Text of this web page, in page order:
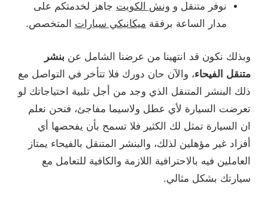
نوفر متنقل و ونش الكويت جاهز لخدمتكم على
مدار الساعة برفقة ميكانيكي سيارات المتخصص.
وبذلك نكون قد انتهينا من عرضنا الشامل عن بنشر
متنقل الفيحاء، والآن حان دورك فلا تتأخر في التواصل مع
ذلك البنشر المتنقل الذي وجد من أجل تلبية احتياجاتك لو
تعرضت السيارة لأي عطل ولاسيما مفاجئ، فنحن نعلم
ان السيارة تمثل لك الكثير فلا تسمح بأن يفحصها أي
أفراد غير مؤهلين لذلك، والبنشر المتنقل بالفيحاء يمتاز
العاملين فيه بالاحترافية اللازمة والكافية للتعامل مع
سيارتك بشكل مثالي.